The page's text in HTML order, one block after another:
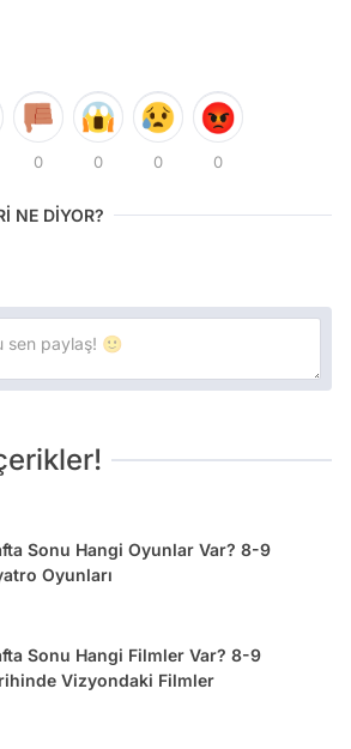
0 0 0 0
NE DİYOR?
Sonu Hangi Oyunlar Var? 8-9
Oyunları
Sonu Hangi Filmler Var? 8-9
Vizyondaki Filmler